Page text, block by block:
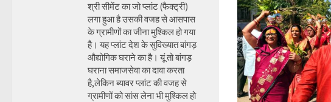
श्री सीमेंट का जो प्लांट (फैक्ट्री)
लगा हुआ है उसकी वजह से आसपास
के ग्रामीणों का जीना मुश्किल हो गया
है। यह प्लांट देश के सुविख्यात बांगड़
औद्योगिक घराने का है। यूं तो बांगड़
घराना समाजसेवा का दावा करता
है,लेकिन ब्यावर प्लांट की वजह से
ग्रामीणों को सांस लेना भी मुश्किल हो